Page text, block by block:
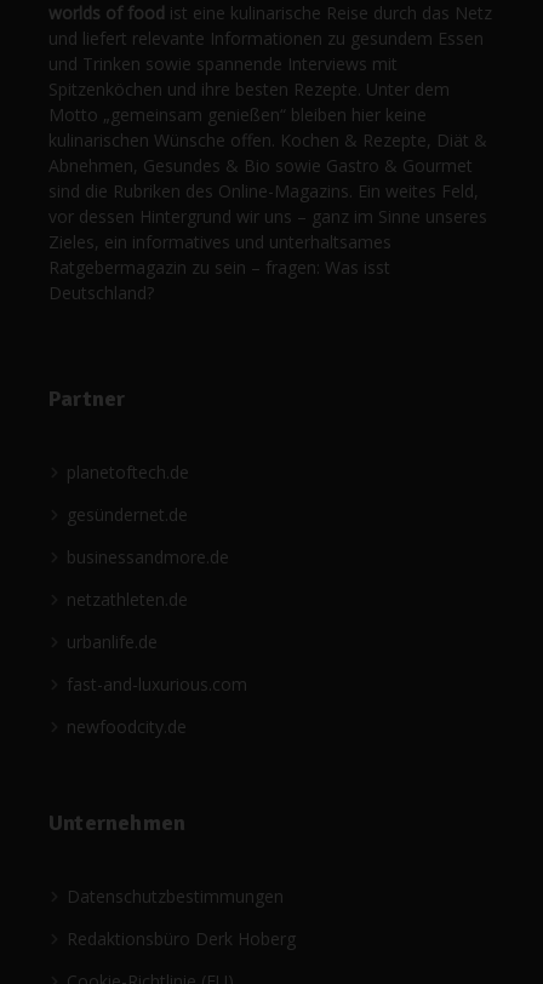
worlds of food ist eine kulinarische Reise durch das Netz
und liefert relevante Informationen zu gesundem Essen
und Trinken sowie spannende Interviews mit
Spitzenköchen und ihre besten Rezepte. Unter dem
Motto „gemeinsam genießen“ bleiben hier keine
kulinarischen Wünsche offen. Kochen & Rezepte, Diät &
Abnehmen, Gesundes & Bio sowie Gastro & Gourmet
sind die Rubriken des Online-Magazins. Ein weites Feld,
vor dessen Hintergrund wir uns – ganz im Sinne unseres
Zieles, ein informatives und unterhaltsames
Ratgebermagazin zu sein – fragen: Was isst
Deutschland?
Partner
planetoftech.de
gesündernet.de
businessandmore.de
netzathleten.de
urbanlife.de
fast-and-luxurious.com
newfoodcity.de
Unternehmen
Datenschutzbestimmungen
Redaktionsbüro Derk Hoberg